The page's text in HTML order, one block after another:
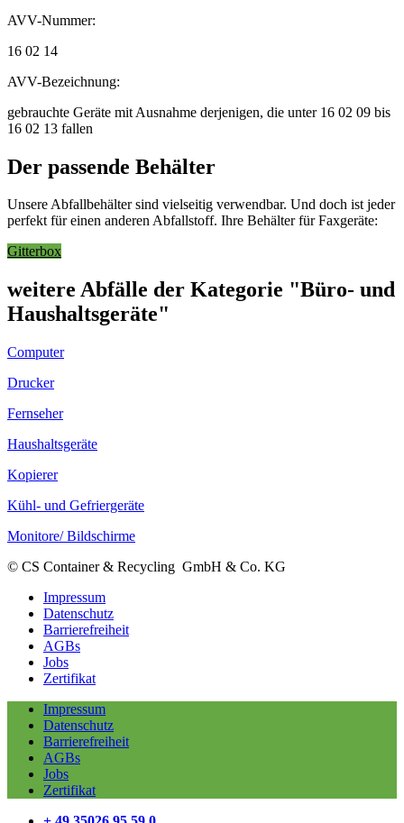
AVV-Nummer:
16 02 14
AVV-Bezeichnung:
gebrauchte Geräte mit Ausnahme derjenigen, die unter 16 02 09 bis
16 02 13 fallen
Der passende Behälter
Unsere Abfallbehälter sind vielseitig verwendbar. Und doch ist jeder
perfekt für einen anderen Abfallstoff. Ihre Behälter für Faxgeräte:
Gitterbox
weitere Abfälle der Kategorie "Büro- und
Haushaltsgeräte"
Computer
Drucker
Fernseher
Haushaltsgeräte
Kopierer
Kühl- und Gefriergeräte
Monitore/ Bildschirme
© CS Container & Recycling GmbH & Co. KG
Impressum
Datenschutz
Barrierefreiheit
AGBs
Jobs
Zertifikat
Impressum
Datenschutz
Barrierefreiheit
AGBs
Jobs
Zertifikat